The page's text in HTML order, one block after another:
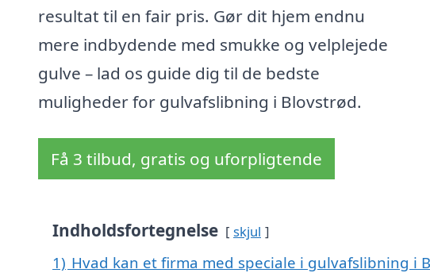
resultat til en fair pris. Gør dit hjem endnu
mere indbydende med smukke og velplejede
gulve – lad os guide dig til de bedste
muligheder for gulvafslibning i Blovstrød.
Få 3 tilbud, gratis og uforpligtende
Indholdsfortegnelse skjul
1) Hvad kan et firma med speciale i gulvafslibning i